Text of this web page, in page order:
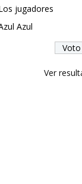
jugadores
Azul
Ver